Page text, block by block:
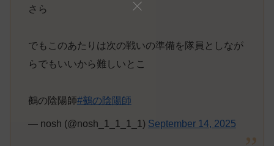
さら
でもこのあたりは次の戦いの準備を隊員としなが
らでもいいから難しいとこ
鵺の陰陽師#鵺の陰陽師
— nosh (@nosh_1_1_1_1) September 14, 2025